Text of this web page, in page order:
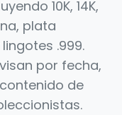
10K, 14K,
plata
.999.
por fecha,
de